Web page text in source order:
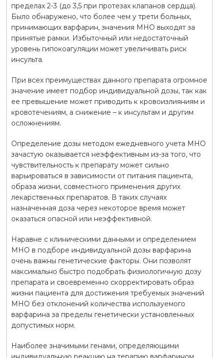
пределах 2-3 (до 3,5 при протезах клапанов сердца).
Было обнаружено, что более чем у трети больных,
принимающих варфарин, значения МНО выходят за
принятые рамки. Избыточный или недостаточный
уровень гипокоагуляции может увеличивать риск
инсульта.
При всех преимуществах данного препарата огромное
значение имеет подбор индивидуальной дозы, так как
ее превышение может приводить к кровоизлияниям и
кровотечениям, а снижение – к инсультам и другим
осложнениям.
Определение дозы методом ежедневного учета МНО
зачастую оказывается неэффективным из-за того, что
чувствительность к препарату может сильно
варьироваться в зависимости от питания пациента,
образа жизни, совместного применения других
лекарственных препаратов. В таких случаях
назначенная доза через некоторое время может
оказаться опасной или неэффективной.
Наравне с клиническими данными и определением
МНО в подборе индивидуальной дозы варфарина
очень важны генетические факторы. Они позволят
максимально быстро подобрать физиологичную дозу
препарата и своевременно скорректировать образ
жизни пациента для достижения требуемых значений
МНО без отклонений количества используемого
варфарина за пределы генетически установленных
допустимых норм.
Наиболее значимыми генами, определяющими